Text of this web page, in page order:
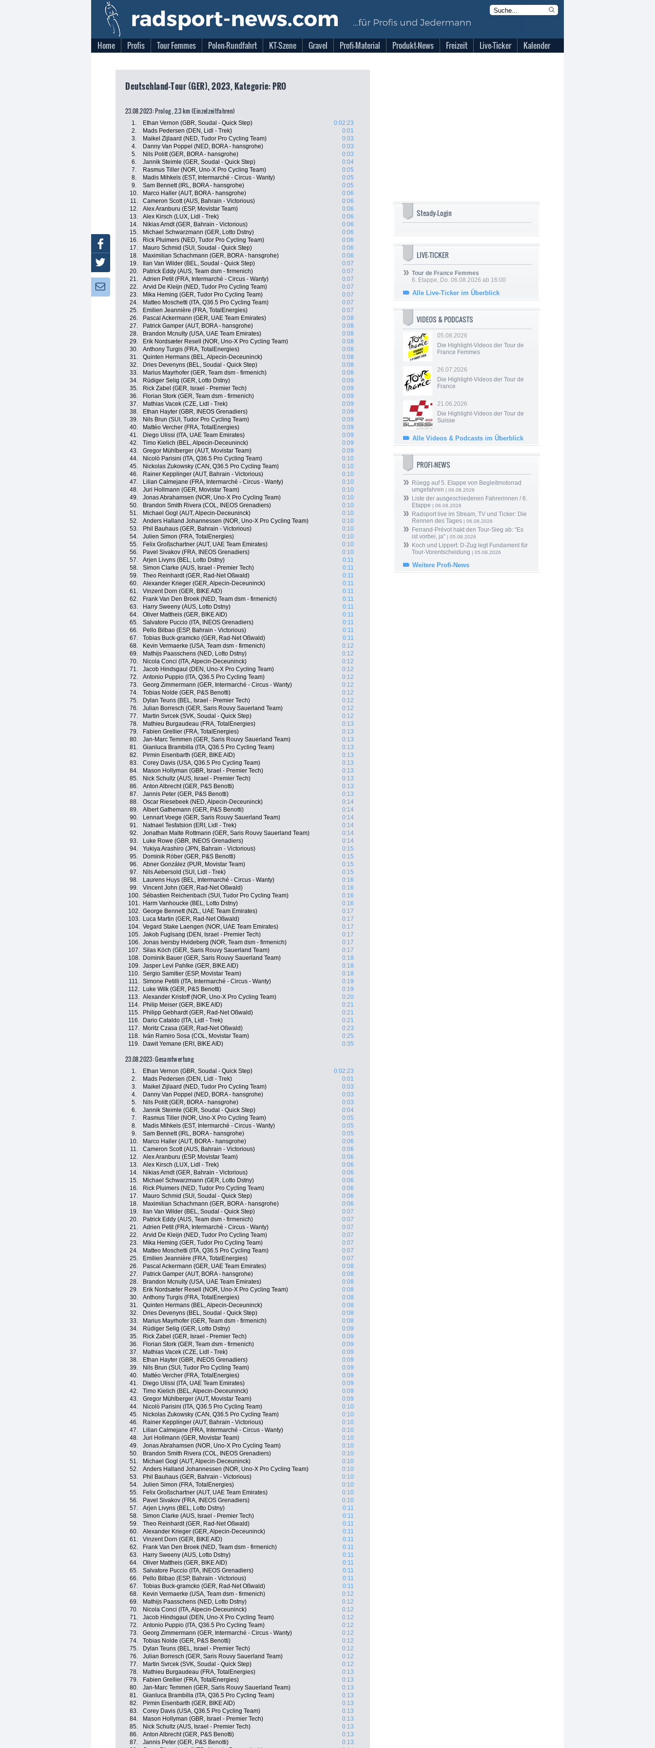
Home Profis Tour Femmes Polen-Rundfahrt KT-Szene Gravel Profi-Material Produkt-News Freizeit Live-Ticker Kalender
Deutschland-Tour (GER), 2023, Kategorie: PRO
23.08.2023: Prolog , 2.3 km (Einzelzeitfahren)
1. Ethan Vernon (GBR, Soudal - Quick Step)
0:02:23
2.
Mads Pedersen (DEN, Lidl - Trek)
0:01
3.
Maikel Zijlaard (NED, Tudor Pro Cycling Team)
0:03
4.
Danny Van Poppel (NED, BORA - hansgrohe)
0:03
5.
Nils Politt (GER, BORA - hansgrohe)
0:03
6.
Jannik Steimle (GER, Soudal - Quick Step)
0:04
7.
Rasmus Tiller (NOR, Uno-X Pro Cycling Team)
0:05
8.
Madis Mihkels (EST, Intermarché - Circus - Wanty)
0:05
9.
Sam Bennett (IRL, BORA - hansgrohe)
0:05
10.
Marco Haller (AUT, BORA - hansgrohe)
0:06
11.
Cameron Scott (AUS, Bahrain - Victorious)
0:06
12.
Alex Aranburu (ESP, Movistar Team)
0:06
13.
Alex Kirsch (LUX, Lidl - Trek)
0:06
14.
Nikias Arndt (GER, Bahrain - Victorious)
0:06
15.
Michael Schwarzmann (GER, Lotto Dstny)
0:06
16.
Rick Pluimers (NED, Tudor Pro Cycling Team)
0:06
17.
Mauro Schmid (SUI, Soudal - Quick Step)
0:06
18.
Maximilian Schachmann (GER, BORA - hansgrohe)
0:06
19.
Ilan Van Wilder (BEL, Soudal - Quick Step)
0:07
20.
Patrick Eddy (AUS, Team dsm - firmenich)
0:07
21.
Adrien Petit (FRA, Intermarché - Circus - Wanty)
0:07
22.
Arvid De Kleijn (NED, Tudor Pro Cycling Team)
0:07
23.
Mika Heming (GER, Tudor Pro Cycling Team)
0:07
24.
Matteo Moschetti (ITA, Q36.5 Pro Cycling Team)
0:07
25.
Emilien Jeannière (FRA, TotalEnergies)
0:07
26.
Pascal Ackermann (GER, UAE Team Emirates)
0:08
27.
Patrick Gamper (AUT, BORA - hansgrohe)
0:08
28.
Brandon Mcnulty (USA, UAE Team Emirates)
0:08
29.
Erik Nordsæter Resell (NOR, Uno-X Pro Cycling Team)
0:08
30.
Anthony Turgis (FRA, TotalEnergies)
0:08
31.
Quinten Hermans (BEL, Alpecin-Deceuninck)
0:08
32.
Dries Devenyns (BEL, Soudal - Quick Step)
0:08
33.
Marius Mayrhofer (GER, Team dsm - firmenich)
0:08
34.
Rüdiger Selig (GER, Lotto Dstny)
0:09
35.
Rick Zabel (GER, Israel - Premier Tech)
0:09
36.
Florian Stork (GER, Team dsm - firmenich)
0:09
37.
Mathias Vacek (CZE, Lidl - Trek)
0:09
38.
Ethan Hayter (GBR, INEOS Grenadiers)
0:09
39.
Nils Brun (SUI, Tudor Pro Cycling Team)
0:09
40.
Mattéo Vercher (FRA, TotalEnergies)
0:09
41.
Diego Ulissi (ITA, UAE Team Emirates)
0:09
42.
Timo Kielich (BEL, Alpecin-Deceuninck)
0:09
43.
Gregor Mühlberger (AUT, Movistar Team)
0:09
44.
Nicolò Parisini (ITA, Q36.5 Pro Cycling Team)
0:10
45.
Nickolas Zukowsky (CAN, Q36.5 Pro Cycling Team)
0:10
46.
Rainer Kepplinger (AUT, Bahrain - Victorious)
0:10
47.
Lilian Calmejane (FRA, Intermarché - Circus - Wanty)
0:10
48.
Juri Hollmann (GER, Movistar Team)
0:10
49.
Jonas Abrahamsen (NOR, Uno-X Pro Cycling Team)
0:10
50.
Brandon Smith Rivera (COL, INEOS Grenadiers)
0:10
51.
Michael Gogl (AUT, Alpecin-Deceuninck)
0:10
52.
Anders Halland Johannessen (NOR, Uno-X Pro Cycling Team)
0:10
53.
Phil Bauhaus (GER, Bahrain - Victorious)
0:10
54.
Julien Simon (FRA, TotalEnergies)
0:10
55.
Felix Großschartner (AUT, UAE Team Emirates)
0:10
56.
Pavel Sivakov (FRA, INEOS Grenadiers)
0:10
57.
Arjen Livyns (BEL, Lotto Dstny)
0:11
58.
Simon Clarke (AUS, Israel - Premier Tech)
0:11
59.
Theo Reinhardt (GER, Rad-Net Oßwald)
0:11
60.
Alexander Krieger (GER, Alpecin-Deceuninck)
0:11
61.
Vinzent Dorn (GER, BIKE AID)
0:11
62.
Frank Van Den Broek (NED, Team dsm - firmenich)
0:11
63.
Harry Sweeny (AUS, Lotto Dstny)
0:11
64.
Oliver Mattheis (GER, BIKE AID)
0:11
65.
Salvatore Puccio (ITA, INEOS Grenadiers)
0:11
66.
Pello Bilbao (ESP, Bahrain - Victorious)
0:11
67.
Tobias Buck-gramcko (GER, Rad-Net Oßwald)
0:11
68.
Kevin Vermaerke (USA, Team dsm - firmenich)
0:12
69.
Mathijs Paasschens (NED, Lotto Dstny)
0:12
70.
Nicola Conci (ITA, Alpecin-Deceuninck)
0:12
71.
Jacob Hindsgaul (DEN, Uno-X Pro Cycling Team)
0:12
72.
Antonio Puppio (ITA, Q36.5 Pro Cycling Team)
0:12
73.
Georg Zimmermann (GER, Intermarché - Circus - Wanty)
0:12
74.
Tobias Nolde (GER, P&S Benotti)
0:12
75.
Dylan Teuns (BEL, Israel - Premier Tech)
0:12
76.
Julian Borresch (GER, Saris Rouvy Sauerland Team)
0:12
77.
Martin Svrcek (SVK, Soudal - Quick Step)
0:12
78.
Mathieu Burgaudeau (FRA, TotalEnergies)
0:13
79.
Fabien Grellier (FRA, TotalEnergies)
0:13
80.
Jan-Marc Temmen (GER, Saris Rouvy Sauerland Team)
0:13
81.
Gianluca Brambilla (ITA, Q36.5 Pro Cycling Team)
0:13
82.
Pirmin Eisenbarth (GER, BIKE AID)
0:13
83.
Corey Davis (USA, Q36.5 Pro Cycling Team)
0:13
84.
Mason Hollyman (GBR, Israel - Premier Tech)
0:13
85.
Nick Schultz (AUS, Israel - Premier Tech)
0:13
86.
Anton Albrecht (GER, P&S Benotti)
0:13
87.
Jannis Peter (GER, P&S Benotti)
0:13
88.
Oscar Riesebeek (NED, Alpecin-Deceuninck)
0:14
89.
Albert Gathemann (GER, P&S Benotti)
0:14
90.
Lennart Voege (GER, Saris Rouvy Sauerland Team)
0:14
91.
Natnael Tesfatsion (ERI, Lidl - Trek)
0:14
92.
Jonathan Malte Rottmann (GER, Saris Rouvy Sauerland Team)
0:14
93.
Luke Rowe (GBR, INEOS Grenadiers)
0:14
94.
Yukiya Arashiro (JPN, Bahrain - Victorious)
0:15
95.
Dominik Röber (GER, P&S Benotti)
0:15
96.
Abner González (PUR, Movistar Team)
0:15
97.
Nils Aebersold (SUI, Lidl - Trek)
0:15
98.
Laurens Huys (BEL, Intermarché - Circus - Wanty)
0:16
99.
Vincent John (GER, Rad-Net Oßwald)
0:16
100. Sébastien Reichenbach (SUI, Tudor Pro Cycling Team)
0:16
101.
Harm Vanhoucke (BEL, Lotto Dstny)
0:16
102. George Bennett (NZL, UAE Team Emirates)
0:17
103.
Luca Martin (GER, Rad-Net Oßwald)
0:17
104. Vegard Stake Laengen (NOR, UAE Team Emirates)
0:17
105. Jakob Fuglsang (DEN, Israel - Premier Tech)
0:17
106. Jonas Iversby Hvideberg (NOR, Team dsm - firmenich)
0:17
107. Silas Köch (GER, Saris Rouvy Sauerland Team)
0:17
108.
Dominik Bauer (GER, Saris Rouvy Sauerland Team)
0:18
109. Jasper Levi Pahlke (GER, BIKE AID)
0:18
110. Sergio Samitier (ESP, Movistar Team)
0:18
111. Simone Petilli (ITA, Intermarché - Circus - Wanty)
0:19
112.
Luke Wilk (GER, P&S Benotti)
0:19
113. Alexander Kristoff (NOR, Uno-X Pro Cycling Team)
0:20
114.
Philip Meiser (GER, BIKE AID)
0:21
115.
Philipp Gebhardt (GER, Rad-Net Oßwald)
0:21
116.
Dario Cataldo (ITA, Lidl - Trek)
0:21
117.
Moritz Czasa (GER, Rad-Net Oßwald)
0:23
118.
Iván Ramiro Sosa (COL, Movistar Team)
0:25
119.
Dawit Yemane (ERI, BIKE AID) 0:35
23.08.2023: Gesamtwertung
1. Ethan Vernon (GBR, Soudal - Quick Step)
0:02:23
2.
Mads Pedersen (DEN, Lidl - Trek)
0:01
3.
Maikel Zijlaard (NED, Tudor Pro Cycling Team)
0:03
4.
Danny Van Poppel (NED, BORA - hansgrohe)
0:03
5.
Nils Politt (GER, BORA - hansgrohe)
0:03
6.
Jannik Steimle (GER, Soudal - Quick Step)
0:04
7.
Rasmus Tiller (NOR, Uno-X Pro Cycling Team)
0:05
8.
Madis Mihkels (EST, Intermarché - Circus - Wanty)
0:05
9.
Sam Bennett (IRL, BORA - hansgrohe)
0:05
10.
Marco Haller (AUT, BORA - hansgrohe)
0:06
11.
Cameron Scott (AUS, Bahrain - Victorious)
0:06
12.
Alex Aranburu (ESP, Movistar Team)
0:06
13.
Alex Kirsch (LUX, Lidl - Trek)
0:06
14.
Nikias Arndt (GER, Bahrain - Victorious)
0:06
15.
Michael Schwarzmann (GER, Lotto Dstny)
0:06
16.
Rick Pluimers (NED, Tudor Pro Cycling Team)
0:06
17.
Mauro Schmid (SUI, Soudal - Quick Step)
0:06
18.
Maximilian Schachmann (GER, BORA - hansgrohe)
0:06
19.
Ilan Van Wilder (BEL, Soudal - Quick Step)
0:07
20.
Patrick Eddy (AUS, Team dsm - firmenich)
0:07
21.
Adrien Petit (FRA, Intermarché - Circus - Wanty)
0:07
22.
Arvid De Kleijn (NED, Tudor Pro Cycling Team)
0:07
23.
Mika Heming (GER, Tudor Pro Cycling Team)
0:07
24.
Matteo Moschetti (ITA, Q36.5 Pro Cycling Team)
0:07
25.
Emilien Jeannière (FRA, TotalEnergies)
0:07
26.
Pascal Ackermann (GER, UAE Team Emirates)
0:08
27.
Patrick Gamper (AUT, BORA - hansgrohe)
0:08
28.
Brandon Mcnulty (USA, UAE Team Emirates)
0:08
29.
Erik Nordsæter Resell (NOR, Uno-X Pro Cycling Team)
0:08
30.
Anthony Turgis (FRA, TotalEnergies)
0:08
31.
Quinten Hermans (BEL, Alpecin-Deceuninck)
0:08
32.
Dries Devenyns (BEL, Soudal - Quick Step)
0:08
33.
Marius Mayrhofer (GER, Team dsm - firmenich)
0:08
34.
Rüdiger Selig (GER, Lotto Dstny)
0:09
35.
Rick Zabel (GER, Israel - Premier Tech)
0:09
36.
Florian Stork (GER, Team dsm - firmenich)
0:09
37.
Mathias Vacek (CZE, Lidl - Trek)
0:09
38.
Ethan Hayter (GBR, INEOS Grenadiers)
0:09
39.
Nils Brun (SUI, Tudor Pro Cycling Team)
0:09
40.
Mattéo Vercher (FRA, TotalEnergies)
0:09
41.
Diego Ulissi (ITA, UAE Team Emirates)
0:09
42.
Timo Kielich (BEL, Alpecin-Deceuninck)
0:09
43.
Gregor Mühlberger (AUT, Movistar Team)
0:09
44.
Nicolò Parisini (ITA, Q36.5 Pro Cycling Team)
0:10
45.
Nickolas Zukowsky (CAN, Q36.5 Pro Cycling Team)
0:10
46.
Rainer Kepplinger (AUT, Bahrain - Victorious)
0:10
47.
Lilian Calmejane (FRA, Intermarché - Circus - Wanty)
0:10
48.
Juri Hollmann (GER, Movistar Team)
0:10
49.
Jonas Abrahamsen (NOR, Uno-X Pro Cycling Team)
0:10
50.
Brandon Smith Rivera (COL, INEOS Grenadiers)
0:10
51.
Michael Gogl (AUT, Alpecin-Deceuninck)
0:10
52.
Anders Halland Johannessen (NOR, Uno-X Pro Cycling Team)
0:10
53.
Phil Bauhaus (GER, Bahrain - Victorious)
0:10
54.
Julien Simon (FRA, TotalEnergies)
0:10
55.
Felix Großschartner (AUT, UAE Team Emirates)
0:10
56.
Pavel Sivakov (FRA, INEOS Grenadiers)
0:10
57.
Arjen Livyns (BEL, Lotto Dstny)
0:11
58.
Simon Clarke (AUS, Israel - Premier Tech)
0:11
59.
Theo Reinhardt (GER, Rad-Net Oßwald)
0:11
60.
Alexander Krieger (GER, Alpecin-Deceuninck)
0:11
61.
Vinzent Dorn (GER, BIKE AID)
0:11
62.
Frank Van Den Broek (NED, Team dsm - firmenich)
0:11
63.
Harry Sweeny (AUS, Lotto Dstny)
0:11
64.
Oliver Mattheis (GER, BIKE AID)
0:11
65.
Salvatore Puccio (ITA, INEOS Grenadiers)
0:11
66.
Pello Bilbao (ESP, Bahrain - Victorious)
0:11
67.
Tobias Buck-gramcko (GER, Rad-Net Oßwald)
0:11
68.
Kevin Vermaerke (USA, Team dsm - firmenich)
0:12
69.
Mathijs Paasschens (NED, Lotto Dstny)
0:12
70.
Nicola Conci (ITA, Alpecin-Deceuninck)
0:12
71.
Jacob Hindsgaul (DEN, Uno-X Pro Cycling Team)
0:12
72.
Antonio Puppio (ITA, Q36.5 Pro Cycling Team)
0:12
73.
Georg Zimmermann (GER, Intermarché - Circus - Wanty)
0:12
74.
Tobias Nolde (GER, P&S Benotti)
0:12
75.
Dylan Teuns (BEL, Israel - Premier Tech)
0:12
76.
Julian Borresch (GER, Saris Rouvy Sauerland Team)
0:12
77.
Martin Svrcek (SVK, Soudal - Quick Step)
0:12
78.
Mathieu Burgaudeau (FRA, TotalEnergies)
0:13
79.
Fabien Grellier (FRA, TotalEnergies)
0:13
80.
Jan-Marc Temmen (GER, Saris Rouvy Sauerland Team)
0:13
81.
Gianluca Brambilla (ITA, Q36.5 Pro Cycling Team)
0:13
82.
Pirmin Eisenbarth (GER, BIKE AID)
0:13
83.
Corey Davis (USA, Q36.5 Pro Cycling Team)
0:13
84.
Mason Hollyman (GBR, Israel - Premier Tech)
0:13
85.
Nick Schultz (AUS, Israel - Premier Tech)
0:13
86.
Anton Albrecht (GER, P&S Benotti)
0:13
87.
Jannis Peter (GER, P&S Benotti)
0:13
Steady-Login
LIVE-TICKER
Tour de France Femmes
6. Etappe, Do. 06.08.2026 ab 16:00
Alle Live-Ticker im Überblick
VIDEOS & PODCASTS
05.08.2026
Die Highlight-Videos der Tour de
France Femmes
26.07.2026
Die Highlight-Videos der Tour de
France
21.06.2026
Die Highlight-Videos der Tour de
Suisse
Alle Videos & Podcasts im Überblick
PROFI-NEWS
Rüegg auf 5. Etappe von Begleitmotorrad
umgefahren | 06.08.2026
Liste der ausgeschiedenen Fahrerinnen / 6.
Etappe | 06.08.2026
Radsport live im Stream, TV und Ticker: Die
Rennen des Tages | 06.08.2026
Ferrand-Prévot hakt den Tour-Sieg ab: “Es
ist vorbei, ja“ | 05.08.2026
Koch und Lippert: D-Zug legt Fundament für
Tour-Vorentscheidung | 05.08.2026
Weitere Profi-News
Facebook
Twitter
Newsletter: